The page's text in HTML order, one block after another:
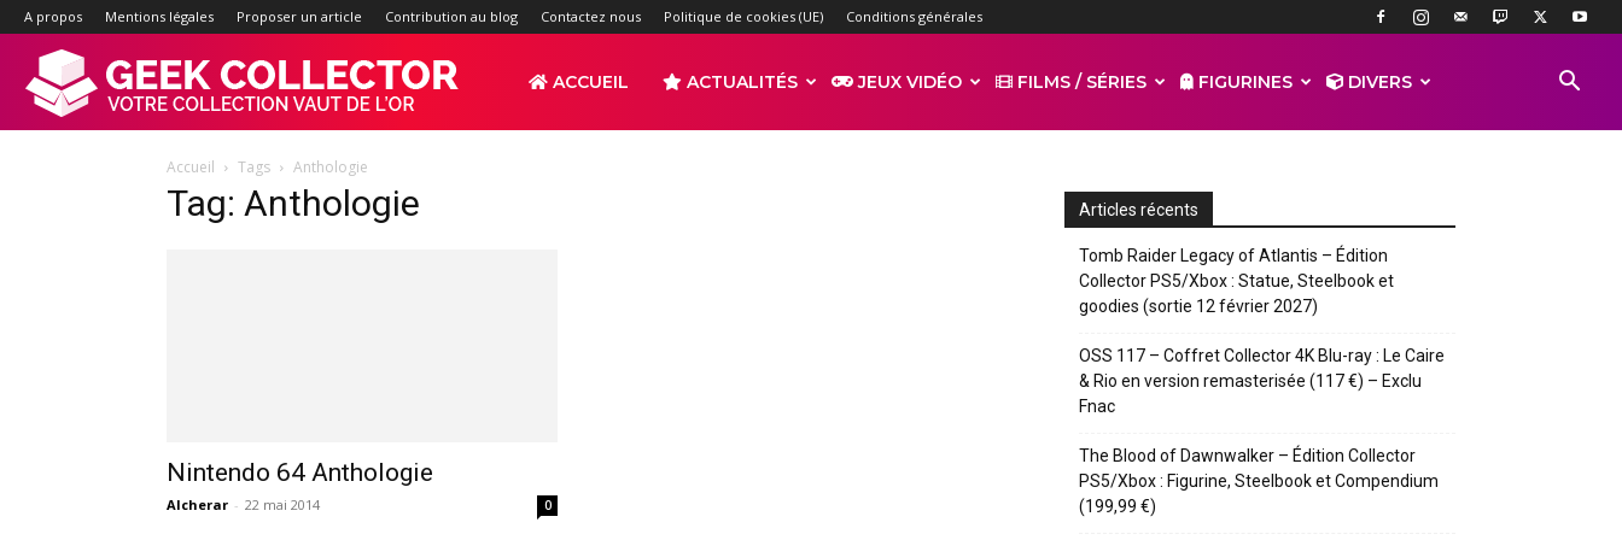
A propos Mentions légales Proposer un article Contribution au blog Contactez nous Politique de cookies (UE) Conditions générales
ACCUEIL ACTUALITÉS JEUX VIDÉO FILMS / SÉRIES FIGURINES DIVERS
Accueil Tags Anthologie
Tag: Anthologie
Nintendo 64 Anthologie
Alcherar - 22 mai 2014 0
Articles récents
Tomb Raider Legacy of Atlantis – Édition
Collector PS5/Xbox : Statue, Steelbook et
goodies (sortie 12 février 2027)
OSS 117 – Coffret Collector 4K Blu-ray : Le Caire
& Rio en version remasterisée (117 €) – Exclu
Fnac
The Blood of Dawnwalker – Édition Collector
PS5/Xbox : Figurine, Steelbook et Compendium
(199,99 €)